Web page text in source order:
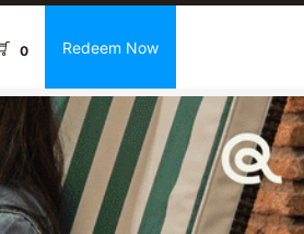
0 Redeem Now